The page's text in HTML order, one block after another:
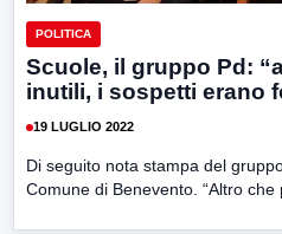
POLITICA
Scuole, il gruppo Pd:
inutili, i sospetti erano
19 LUGLIO 2022
Di seguito nota stampa del
Comune di Benevento. “Altro che